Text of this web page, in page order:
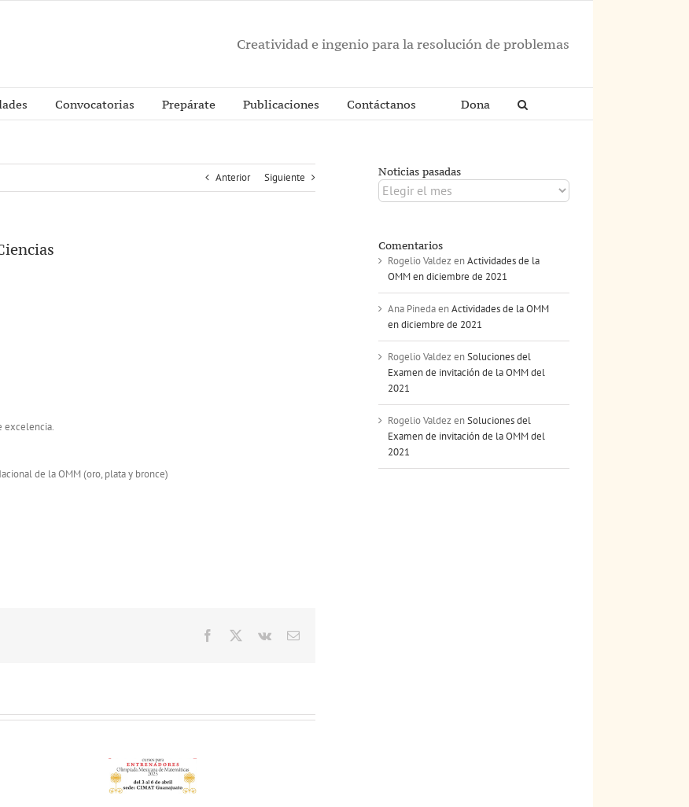
Creatividad e ingenio para la resolución de problemas
Convocatorias Prepárate Publicaciones Contáctanos Dona
Anterior Siguiente
excelencia.
de la OMM (oro, plata y bronce)
Facebook Vk
Correo
Noticias pasadas
Noticias
pasadas
Comentarios
Rogelio ValdezenActividades de la
OMM en diciembre de 2021
Ana PinedaenActividades de la OMM
en diciembre de 2021
Rogelio ValdezenSoluciones del
Examen de invitación de la OMM del
2021
Rogelio ValdezenSoluciones del
Examen de invitación de la OMM del
2021